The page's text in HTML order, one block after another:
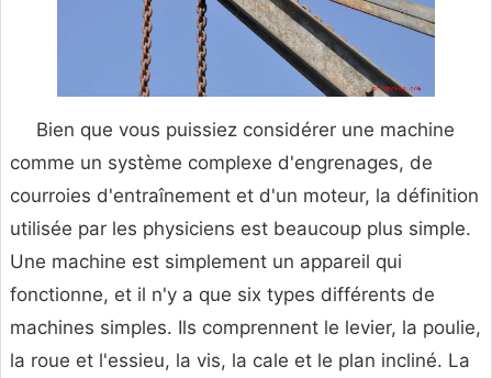
Bien que vous puissiez considérer une machine
comme un système complexe d'engrenages, de
courroies d'entraînement et d'un moteur, la définition
utilisée par les physiciens est beaucoup plus simple.
Une machine est simplement un appareil qui
fonctionne, et il n'y a que six types différents de
machines simples. Ils comprennent le levier, la poulie,
la roue et l'essieu, la vis, la cale et le plan incliné. La